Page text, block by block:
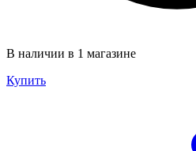
В наличии в 1 магазине
Купить